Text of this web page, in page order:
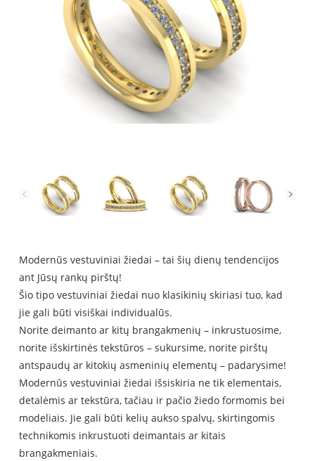
Modernūs vestuviniai žiedai – tai šių dienų tendencijos
ant Jūsų rankų pirštų!
Šio tipo vestuviniai žiedai nuo klasikinių skiriasi tuo, kad
jie gali būti visiškai individualūs.
Norite deimanto ar kitų brangakmenių – inkrustuosime,
norite išskirtinės tekstūros – sukursime, norite pirštų
antspaudų ar kitokių asmeninių elementų – padarysime!
Modernūs vestuviniai žiedai išsiskiria ne tik elementais,
detalėmis ar tekstūra, tačiau ir pačio žiedo formomis bei
modeliais. Jie gali būti kelių aukso spalvų, skirtingomis
technikomis inkrustuoti deimantais ar kitais
brangakmeniais.